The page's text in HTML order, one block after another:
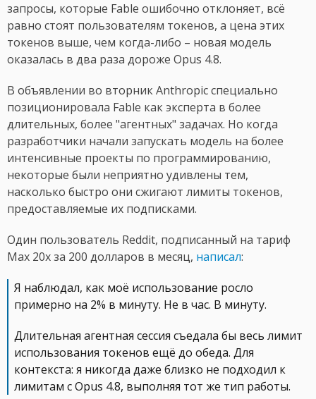
запросы, которые Fable ошибочно отклоняет, всё
равно стоят пользователям токенов, а цена этих
токенов выше, чем когда-либо – новая модель
оказалась в два раза дороже Opus 4.8.
В объявлении во вторник Anthropic специально
позиционировала Fable как эксперта в более
длительных, более "агентных" задачах. Но когда
разработчики начали запускать модель на более
интенсивные проекты по программированию,
некоторые были неприятно удивлены тем,
насколько быстро они сжигают лимиты токенов,
предоставляемые их подписками.
Один пользователь Reddit, подписанный на тариф
Max 20x за 200 долларов в месяц, написал:
Я наблюдал, как моё использование росло
примерно на 2% в минуту. Не в час. В минуту.
Длительная агентная сессия съедала бы весь лимит
использования токенов ещё до обеда. Для
контекста: я никогда даже близко не подходил к
лимитам с Opus 4.8, выполняя тот же тип работы.